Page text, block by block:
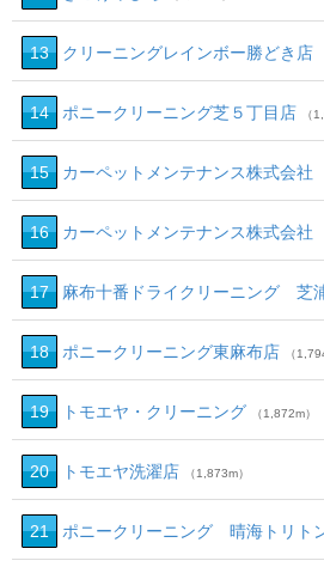
13 クリーニングレインボー勝どき店
14 ポニークリーニング芝５丁目店 （
15 カーペットメンテナンス株式会社
16 カーペットメンテナンス株式会社
17 麻布十番ドライクリーニング 芝
18 ポニークリーニング東麻布店 （
19 トモエヤ・クリーニング （1,872m）
20 トモエヤ洗濯店 （1,873m）
21 ポニークリーニング 晴海トリト